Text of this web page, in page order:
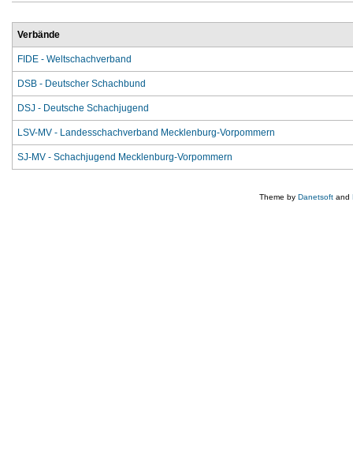
Verbände
FIDE - Weltschachverband
DSB - Deutscher Schachbund
DSJ - Deutsche Schachjugend
LSV-MV - Landesschachverband Mecklenburg-Vorpommern
SJ-MV - Schachjugend Mecklenburg-Vorpommern
Theme by Danetsoft and